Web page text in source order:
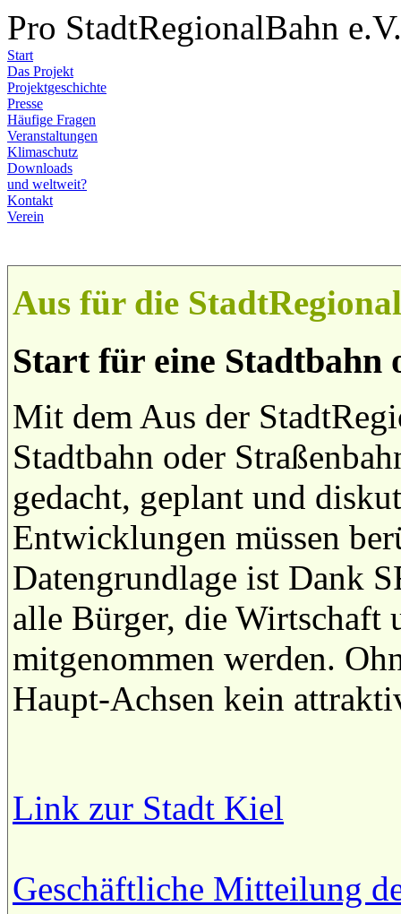
Pro StadtRegionalBahn e.V.
Start
Das Projekt
Projektgeschichte
Presse
Häufige Fragen
Veranstaltungen
Klimaschutz
Downloads
und weltweit?
Kontakt
Verein
Aus für die
Start für eine Stadtbahn
Mit dem Aus der
Stadtbahn oder
gedacht, geplant und
Entwicklungen müssen
Datengrundlage ist Dank
alle Bürger, die Wirtschaft
mitgenommen werden.
Haupt-Achsen kein
Link zur Stadt Kiel
Geschäftliche Mitteilung